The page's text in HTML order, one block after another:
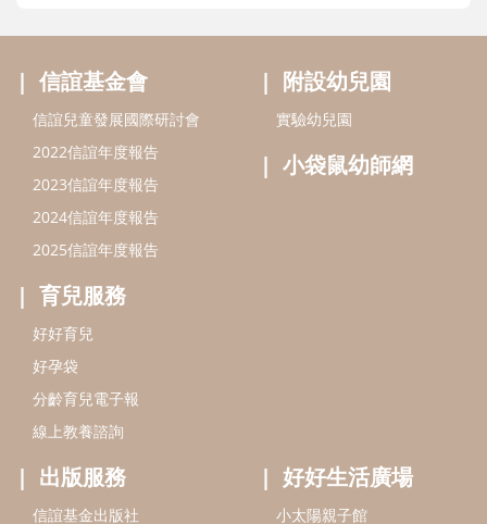
最新活動
信誼基金會
信誼兒童發展國際研討會
2022信誼年度報告
2023信誼年度報告
2024信誼年度報告
2025信誼年度報告
育兒服務